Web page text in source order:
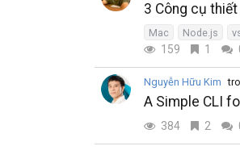
3 Công cụ
Mac Node.js
159 1
Nguyễn Hữu Kim
A Simple CLI
384 2